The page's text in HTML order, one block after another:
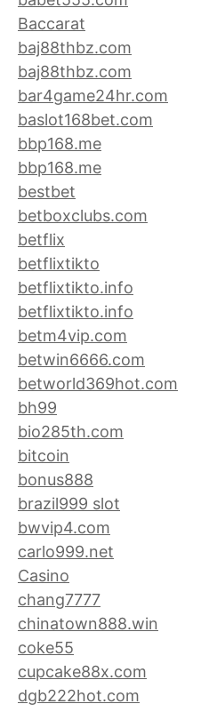
Baccarat
baj88thbz.com
baj88thbz.com
bar4game24hr.com
baslot168bet.com
bbp168.me
bbp168.me
bestbet
betboxclubs.com
betflix
betflixtikto
betflixtikto.info
betflixtikto.info
betm4vip.com
betwin6666.com
betworld369hot.com
bh99
bio285th.com
bitcoin
bonus888
brazil999 slot
bwvip4.com
carlo999.net
Casino
chang7777
chinatown888.win
coke55
cupcake88x.com
dgb222hot.com